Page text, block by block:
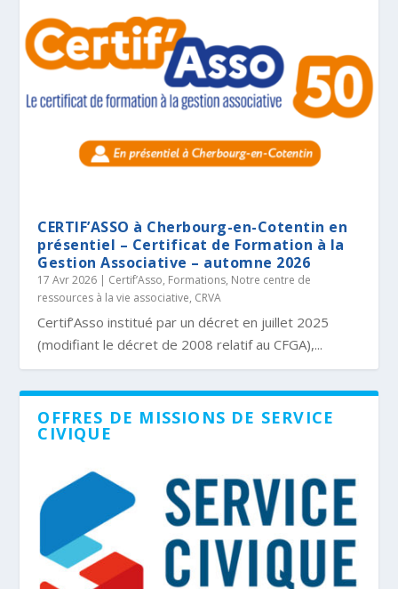
CERTIF’ASSO à Cherbourg-en-Cotentin en
présentiel – Certificat de Formation à la
Gestion Associative – automne 2026
17 Avr 2026 | Certif’Asso, Formations, Notre centre de
ressources à la vie associative, CRVA
Certif’Asso institué par un décret en juillet 2025
(modifiant le décret de 2008 relatif au CFGA),...
OFFRES DE MISSIONS DE SERVICE
CIVIQUE